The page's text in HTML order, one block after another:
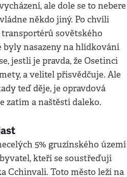
ale dole se to nebere
někdo jiný. Po chvíli
sovětského
nasazeny na hlídkování
jestli je pravda, že Osetinci
a velitel přisvědčuje. Ale
teď děje, je opravdová
zatím a naštěstí daleko.
5% gruzínského území
kteří se soustřeďují
Cchinvali. Toto město leží na